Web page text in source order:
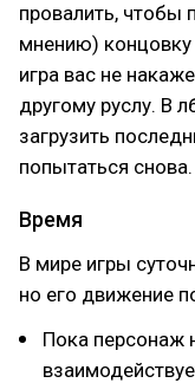
провалить, чтобы
мнению)
игра вас не
другому руслу. В
загрузить
попытаться снова.
Время
В мире игры
но его движение
Пока персонаж